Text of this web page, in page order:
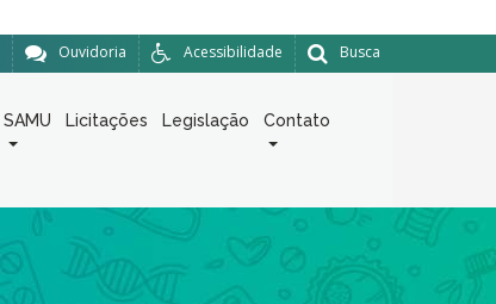
Busca
Acessibilidade
Ouvidoria
SAMU Licitações Legislação Contato